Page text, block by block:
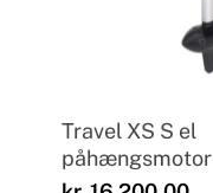
Travel XS S el
påhængsmotor